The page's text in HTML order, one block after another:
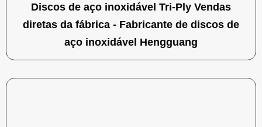
Discos de aço inoxidável Tri-Ply Vendas
diretas da fábrica - Fabricante de discos de
aço inoxidável Hengguang